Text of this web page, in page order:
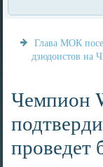
Глава МОК
дзюдоистов на
Чемпион